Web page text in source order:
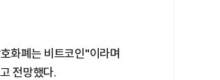
화폐는 비트코인"이라며
전망했다.